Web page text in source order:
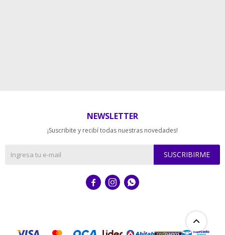
NEWSLETTER
¡Suscribite y recibí todas nuestras novedades!
SUSCRIBIRME
  